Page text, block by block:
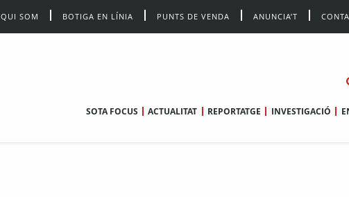
QUI SOM BOTIGA EN LÍNIA PUNTS DE VENDA ANUNCIA’T
SOTA FOCUS ACTUALITAT REPORTATGE INVESTIGACIÓ